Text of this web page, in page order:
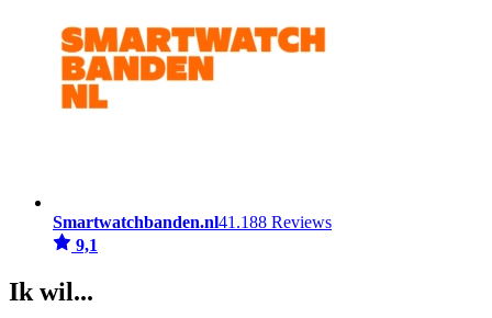
Smartwatchbanden.nl41.188 Reviews
9,1
Ik wil...